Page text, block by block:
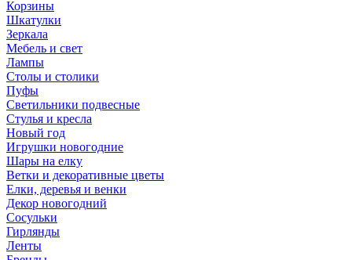
Корзины
Шкатулки
Зеркала
Мебель и свет
Лампы
Столы и столики
Пуфы
Светильники подвесные
Стулья и кресла
Новый год
Игрушки новогодние
Шары на елку
Ветки и декоративные цветы
Елки, деревья и венки
Декор новогодний
Сосульки
Гирлянды
Ленты